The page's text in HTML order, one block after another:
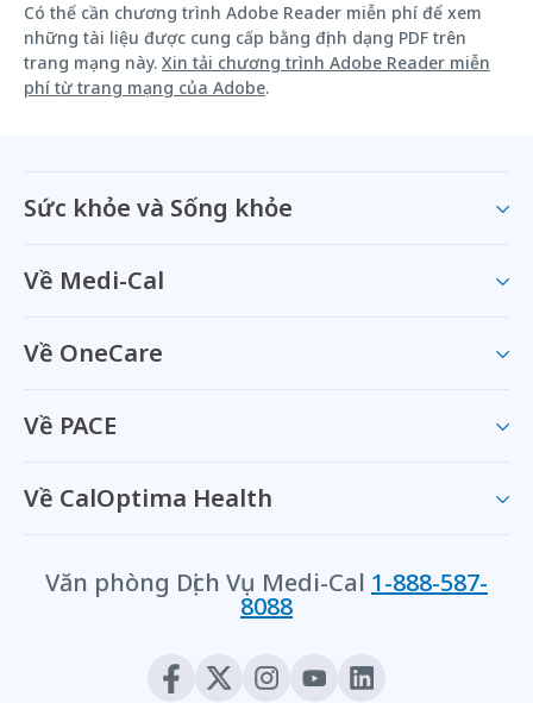
Có thể cần chương trình Adobe Reader miễn phí để xem
những tài liệu được cung cấp bằng định dạng PDF trên
trang mạng này. Xin tải chương trình Adobe Reader miễn
phí từ trang mạng của Adobe.
Sức khỏe và Sống khỏe
Về Medi-Cal
Về OneCare
Về PACE
Về CalOptima Health
Văn phòng Dịch Vụ Medi-Cal 1-888-587-
8088